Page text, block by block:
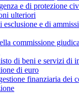
e di protezione
ulteriori
e di
commissione
di beni e servizi di
di euro
finanziaria dei